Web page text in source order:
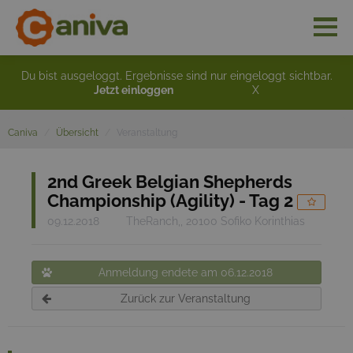
Du bist ausgeloggt. Ergebnisse sind nur eingeloggt sichtbar.
Jetzt einloggen
X
Caniva Übersicht
2nd Greek Belgian Shepherds
Championship (Agility) - Tag 2
09.12.2018 TheRanch,, 20100 Sofiko Korinthias
Anmeldung endete am 06.12.2018
Zurück zur Veranstaltung